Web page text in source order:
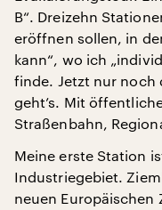
B“. Dreizehn
eröffnen sollen, in
kann“, wo ich
finde. Jetzt nur noch
geht’s. Mit
Straßenbahn,
Meine erste Station
Industriegebiet.
neuen Europäischen